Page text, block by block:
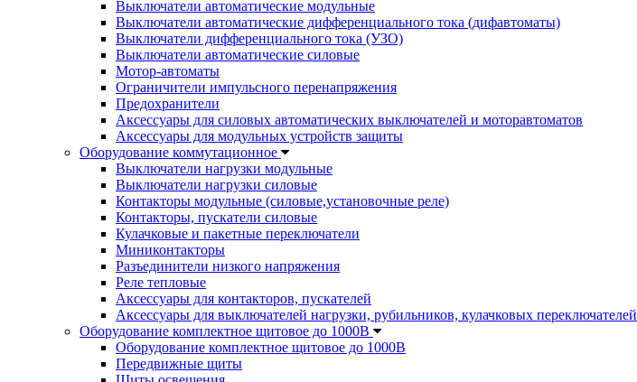
Выключатели автоматические модульные
Выключатели автоматические дифференциального тока (дифавтоматы)
Выключатели дифференциального тока (УЗО)
Выключатели автоматические силовые
Мотор-автоматы
Ограничители импульсного перенапряжения
Предохранители
Аксессуары для силовых автоматических выключателей и моторавтоматов
Аксессуары для модульных устройств защиты
Оборудование коммутационное
Выключатели нагрузки модульные
Выключатели нагрузки силовые
Контакторы модульные (силовые,установочные реле)
Контакторы, пускатели силовые
Кулачковые и пакетные переключатели
Миниконтакторы
Разъединители низкого напряжения
Реле тепловые
Аксессуары для контакторов, пускателей
Аксессуары для выключателей нагрузки, рубильников, кулачковых переключателей
Оборудование комплектное щитовое до 1000В
Оборудование комплектное щитовое до 1000В
Передвижные щиты